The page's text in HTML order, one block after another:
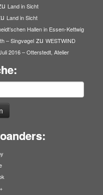
Land in Sicht
Land in Sicht
Hallen in Essen-Kettwig
– Singvøgelzu WESTWIND
2016 – Otterstedt, Atelier